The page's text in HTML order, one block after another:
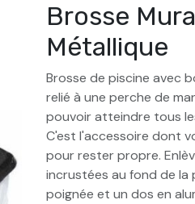
Brosse
Métallique
Brosse de piscine avec
relié à une perche de
pouvoir atteindre tous
C'est l'accessoire dont
pour rester propre.
incrustées au fond de la
poignée et un dos en